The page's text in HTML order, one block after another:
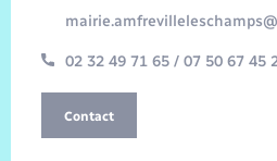
02 32 49 71 65 / 07 50 67 45
Contact